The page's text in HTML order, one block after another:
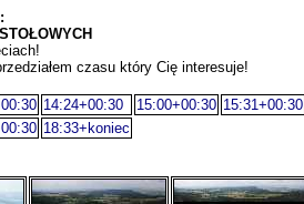
czasu który Cię interesuje!
14:24+00:30 15:00+00:30 15:31+00:30
18:33+koniec